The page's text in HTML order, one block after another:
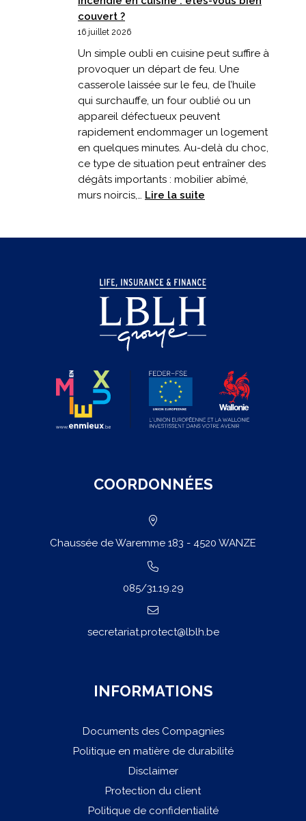
couvert ?
16 juillet 2026
Un simple oubli en cuisine peut suffire à
provoquer un départ de feu. Une
casserole laissée sur le feu, de l’huile
qui surchauffe, un four oublié ou un
appareil défectueux peuvent
rapidement endommager un logement
en quelques minutes. Au-delà du choc,
ce type de situation peut entraîner des
dégâts importants : mobilier abîmé,
murs noircis,… Lire la suite
cuisine
vous
bien
?
COORDONNÉES
Chaussée de Waremme 183 - 4520 WANZE
085/31.19.29
secretariat.protect@lblh.be
INFORMATIONS
Documents des Compagnies
Politique en matière de durabilité
Disclaimer
Protection du client
Politique de confidentialité